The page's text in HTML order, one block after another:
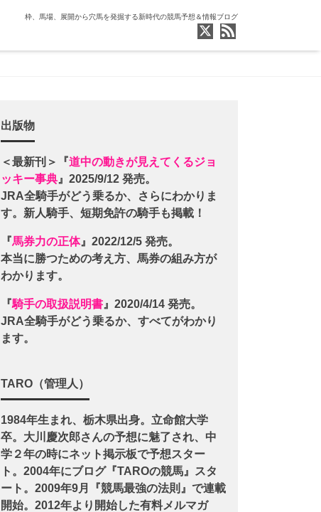
枠、馬場、展開から穴馬を発掘する新時代の競馬予想＆情報ブログ
出版物
＜最新刊＞『道中の動きが見えてくるジョ
ッキー事典 』2025/9/12 発売。
JRA全騎手がどう乗るか、さらにわかりま
す。新人騎手、短期免許の騎手も掲載！
『馬券力の正体』2022/12/5 発売。
本当に勝つための考え方、馬券の組み方が
わかります。
『騎手の取扱説明書 』2020/4/14 発売。
JRA全騎手がどう乗るか、すべてがわかり
ます。
TARO（管理人）
1984年生まれ、栃木県出身。立命館大学
卒。大川慶次郎さんの予想に魅了され、中
学２年の時にネット掲示板で予想スター
ト。2004年にブログ『TAROの競馬』スタ
ート。2009年9月『競馬最強の法則』で連載
開始。2012年より開始した有料メルマガ